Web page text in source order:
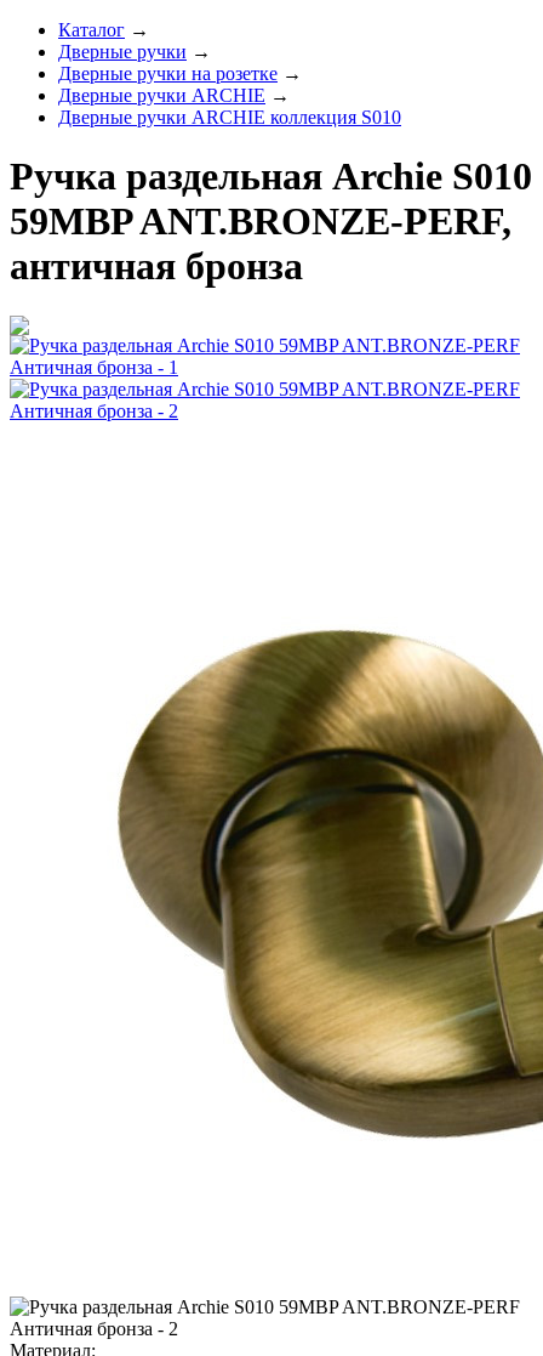
Каталог →
Дверные ручки →
Дверные ручки на розетке →
Дверные ручки ARCHIE →
Дверные ручки ARCHIE коллекция S010
Ручка раздельная Archie S010
59MBP ANT.BRONZE-PERF,
античная бронза
Материал: